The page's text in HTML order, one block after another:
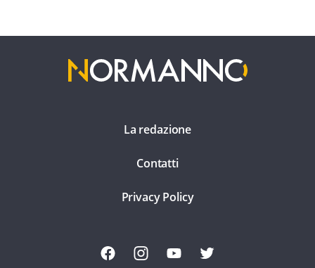
La redazione
Contatti
Privacy Policy